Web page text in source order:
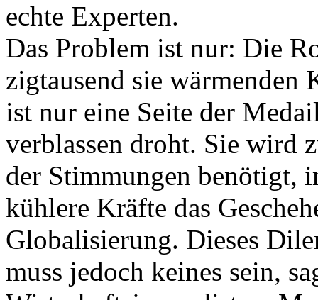
echte Experten.
Das Problem ist nur: Die
zigtausend sie
ist nur eine Seite der
verblassen droht. Sie wird
der Stimmungen benötigt,
kühlere Kräfte das
Globalisierung. Dieses
muss jedoch keines sein,